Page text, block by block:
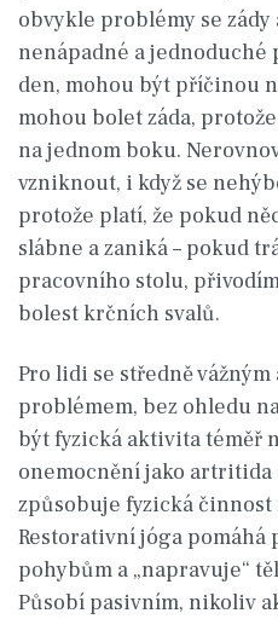
obvykle problémy se zády
nenápadné a jednoduché
den, mohou být příčinou
mohou bolet záda,
na jednom boku.
vzniknout, i když se
protože platí, že pokud
slábne a zaniká – pokud
pracovního stolu,
bolest krčních svalů.
Pro lidi se středně
problémem, bez ohledu
být fyzická aktivita téměř
onemocnění jako
způsobuje fyzická
Restorativní jóga
pohybům a „napravuje“
Působí pasivním, nikoliv